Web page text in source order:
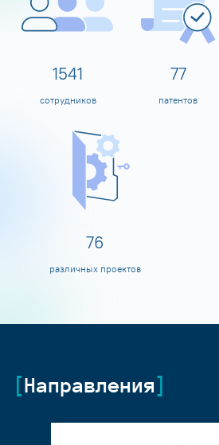
1600
сотрудников
80
патентов
80
различных проектов
Направления